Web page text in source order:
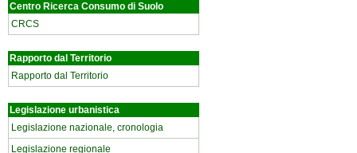
Centro Ricerca Consumo di Suolo
CRCS
Rapporto dal Territorio
Rapporto dal Territorio
Legislazione urbanistica
Legislazione nazionale, cronologia
Legislazione regionale